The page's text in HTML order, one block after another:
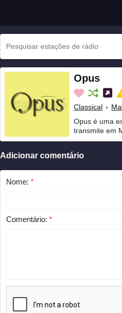
Opus
Classical ›
Opus é uma
transmite em
Adicionar comentário
Nome: *
Comentário: *